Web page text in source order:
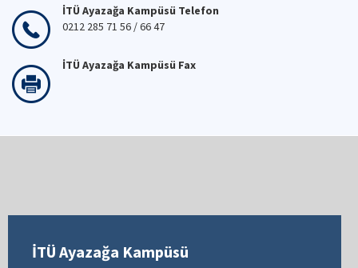
İTÜ Ayazağa Kampüsü Telefon
0212 285 71 56 / 66 47
İTÜ Ayazağa Kampüsü Fax
İTÜ Ayazağa Kampüsü